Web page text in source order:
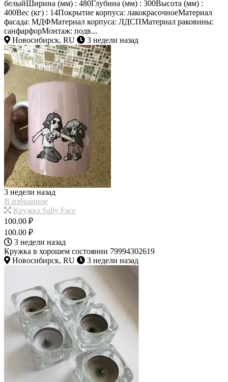
белыйШирина (мм) : 480Глубина (мм) : 300Высота (мм) :
400Вес (кг) : 14Покрытие корпуса: лакокрасочноеМатериал
фасада: МДФМатериал корпуса: ЛДСПМатериал раковины:
санфарфорМонтаж: подв...
Новосибирск, RU
3 недели назад
3 недели назад
В избранное
Кружка Sally Face
100.00 ₽
100.00 ₽
3 недели назад
Кружка в хорошем состоянии 79994302619
Новосибирск, RU
3 недели назад